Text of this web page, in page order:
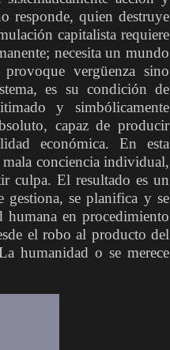
responde, quien destruye
capitalista requiere
necesita un mundo
vergüenza sino
es su condición de
y simbólicamente
capaz de producir
económica. En esta
conciencia individual,
culpa. El resultado es un
se planifica y se
en procedimiento
el robo al producto del
humanidad o se merece